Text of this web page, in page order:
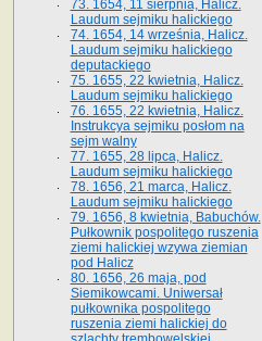
73. 1654, 11 sierpnia, Halicz.
Laudum sejmiku halickiego
74. 1654, 14 września, Halicz.
Laudum sejmiku halickiego
deputackiego
75. 1655, 22 kwietnia, Halicz.
Laudum sejmiku halickiego
76. 1655, 22 kwietnia, Halicz.
Instrukcya sejmiku posłom na
sejm walny
77. 1655, 28 lipca, Halicz.
Laudum sejmiku halickiego
78. 1656, 21 marca, Halicz.
Laudum sejmiku halickiego
79. 1656, 8 kwietnia, Babuchów.
Pułkownik pospolitego ruszenia
ziemi halickiej wzywa ziemian
pod Halicz
80. 1656, 26 maja, pod
Siemikowcami. Uniwersał
pułkownika pospolitego
ruszenia ziemi halickiej do